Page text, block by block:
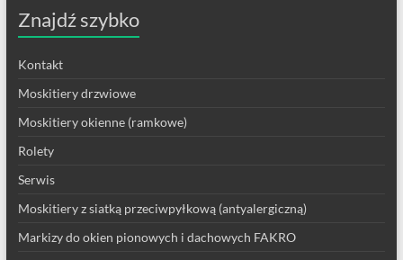
Znajdź szybko
Kontakt
Moskitiery drzwiowe
Moskitiery okienne (ramkowe)
Rolety
Serwis
Moskitiery z siatką przeciwpyłkową (antyalergiczną)
Markizy do okien pionowych i dachowych FAKRO